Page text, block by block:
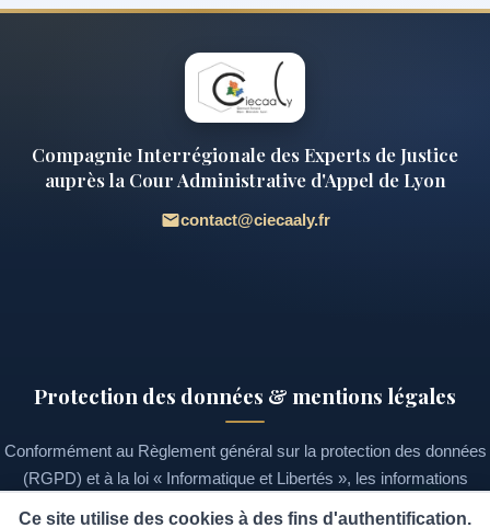
Compagnie Interrégionale des Experts de Justice
auprès la Cour Administrative d'Appel de Lyon
contact@ciecaaly.fr
Protection des données & mentions légales
Conformément au Règlement général sur la protection des données
(RGPD) et à la loi « Informatique et Libertés », les informations
Ce site utilise des cookies à des fins d'authentification.